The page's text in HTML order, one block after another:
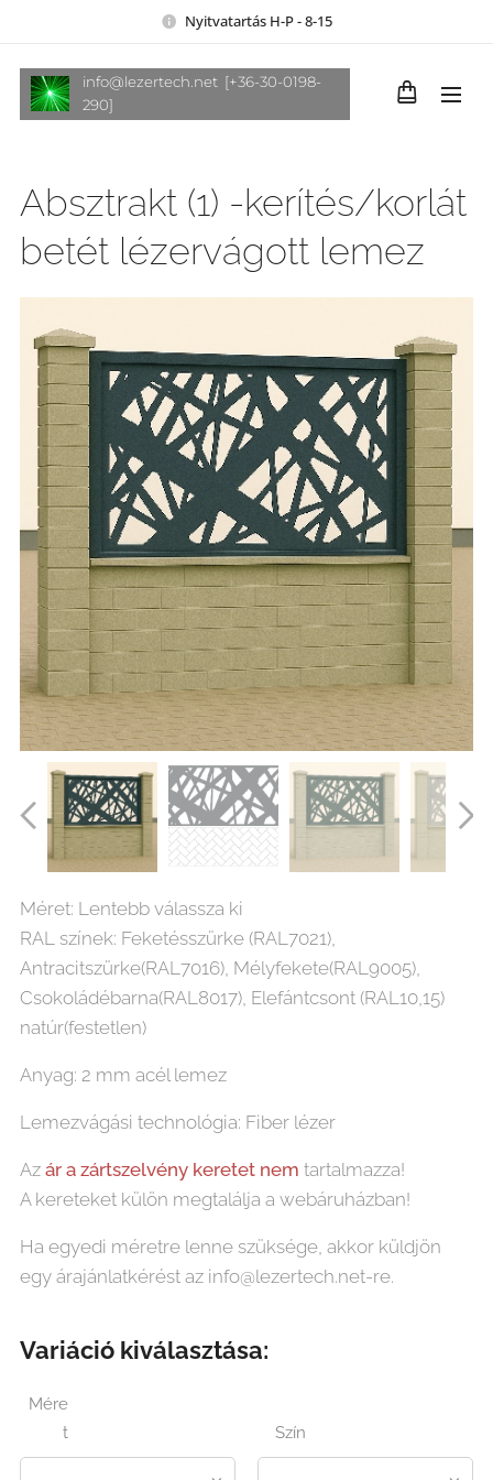
Nyitvatartás H-P - 8-15
info@lezertech.net [+36-30-0198-
290]
Absztrakt (1) -kerítés/korlát
betét lézervágott lemez
Absztrakt (1) lézervágott kerítés betét vagy korlát lemez
Méret: Lentebb válassza ki
RAL színek: Feketésszürke (RAL7021),
Antracitszürke(RAL7016), Mélyfekete(RAL9005),
Csokoládébarna(RAL8017), Elefántcsont (RAL10,15)
natúr(festetlen)
Anyag: 2 mm acél lemez
Lemezvágási technológia: Fiber lézer
Az ár a zártszelvény keretet nem tartalmazza!
A kereteket külön megtalálja a webáruházban!
Ha egyedi méretre lenne szüksége, akkor küldjön
egy árajánlatkérést az info@lezertech.net-re.
Variáció kiválasztása:
Mére
t
Szín